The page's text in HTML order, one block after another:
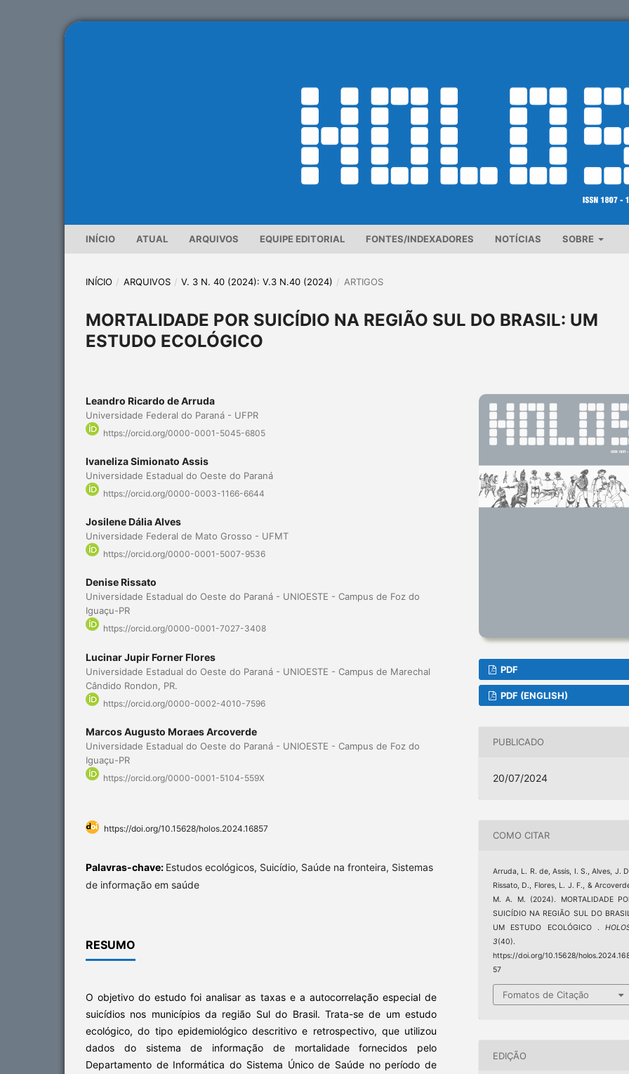
INÍCIO ATUAL ARQUIVOS EQUIPE EDITORIAL FONTES/INDEXADORES NOTÍCIAS SOBRE
INÍCIO / ARQUIVOS / V. 3 N. 40 (2024): V.3 N.40 (2024) / ARTIGOS
MORTALIDADE POR SUICÍDIO NA REGIÃO SUL DO BRASIL: UM
ESTUDO ECOLÓGICO
Leandro Ricardo de Arruda
Universidade Federal do Paraná - UFPR
https://orcid.org/0000-0001-5045-6805
Ivaneliza Simionato Assis
Universidade Estadual do Oeste do Paraná
https://orcid.org/0000-0003-1166-6644
Josilene Dália Alves
Universidade Federal de Mato Grosso - UFMT
https://orcid.org/0000-0001-5007-9536
Denise Rissato
Universidade Estadual do Oeste do Paraná - UNIOESTE - Campus de Foz do
Iguaçu-PR
https://orcid.org/0000-0001-7027-3408
Lucinar Jupir Forner Flores
Universidade Estadual do Oeste do Paraná - UNIOESTE - Campus de Marechal
Cândido Rondon, PR.
https://orcid.org/0000-0002-4010-7596
Marcos Augusto Moraes Arcoverde
Universidade Estadual do Oeste do Paraná - UNIOESTE - Campus de Foz do
Iguaçu-PR
https://orcid.org/0000-0001-5104-559X
https://doi.org/10.15628/holos.2024.16857
Palavras-chave: Estudos ecológicos, Suicídio, Saúde na fronteira, Sistemas
de informação em saúde
RESUMO
O objetivo do estudo foi analisar as taxas e a autocorrelação especial de
suicídios nos municípios da região Sul do Brasil. Trata-se de um estudo
ecológico, do tipo epidemiológico descritivo e retrospectivo, que utilizou
dados do sistema de informação de mortalidade fornecidos pelo
Departamento de Informática do Sistema Único de Saúde no período de
PDF
PDF (ENGLISH)
PUBLICADO
20/07/2024
COMO CITAR
Arruda, L. R. de, Assis, I. S., Alves, J.
Rissato, D., Flores, L. J. F., &
M. A. M. (2024). MORTALIDADE
SUICÍDIO NA REGIÃO SUL DO
UM ESTUDO ECOLÓGICO .
3(40).
https://doi.org/10.15628/
57
Fomatos de Citação
EDIÇÃO